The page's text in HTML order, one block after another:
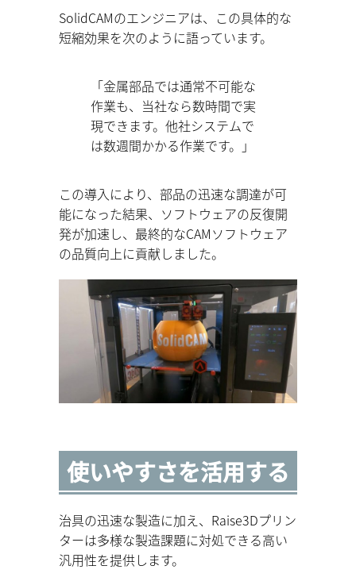
SolidCAMのエンジニアは、この具体的な
短縮効果を次のように語っています。
「金属部品では通常不可能な
作業も、当社なら数時間で実
現できます。他社システムで
は数週間かかる作業です。」
この導入により、部品の迅速な調達が可
能になった結果、ソフトウェアの反復開
発が加速し、最終的なCAMソフトウェア
の品質向上に貢献しました。
使いやすさを活用する
治具の迅速な製造に加え、Raise3Dプリン
ターは多様な製造課題に対処できる高い
汎用性を提供します。